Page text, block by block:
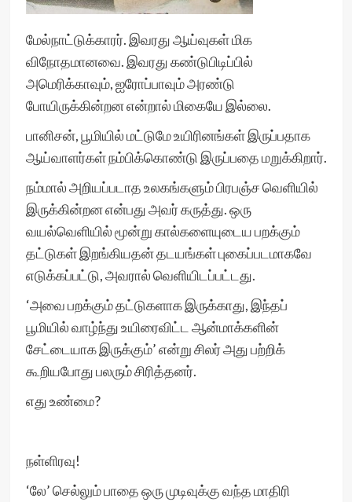
மேல்நாட்டுக்காரர். இவரது ஆய்வுகள் மிக
விநோதமானவை. இவரது கண்டுபிடிப்பில்
அமெரிக்காவும், ஐரோப்பாவும் அரண்டு
போயிருக்கின்றன என்றால் மிகையே இல்லை.
பானிசன், பூமியில் மட்டுமே உயிரினங்கள் இருப்பதாக
ஆய்வாளர்கள் நம்பிக்கொண்டு இருப்பதை மறுக்கிறார்.
நம்மால் அறியப்படாத உலகங்களும் பிரபஞ்ச வெளியில்
இருக்கின்றன என்பது அவர் கருத்து. ஒரு
வயல்வெளியில் மூன்று கால்களையுடைய பறக்கும்
தட்டுகள் இறங்கியதன் தடயங்கள் புகைப்படமாகவே
எடுக்கப்பட்டு, அவரால் வெளியிடப்பட்டது.
‘அவை பறக்கும் தட்டுகளாக இருக்காது, இந்தப்
பூமியில் வாழ்ந்து உயிரைவிட்ட ஆன்மாக்களின்
சேட்டையாக இருக்கும்’ என்று சிலர் அது பற்றிக்
கூறியபோது பலரும் சிரித்தனர்.
எது உண்மை?
நள்ளிரவு!
‘லே’ செல்லும் பாதை ஒரு முடிவுக்கு வந்த மாதிரி